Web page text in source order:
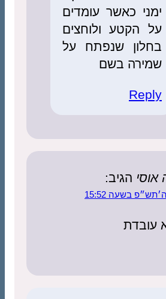
ימני כאשר עומדים
על הקטע ולוחצים
בחלון שנפתח על
שמירה בשם
Reply
הגיב:
בשעה 15:52
עובדת